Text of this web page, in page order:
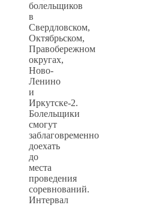
болельщиков
в
Свердловском,
Октябрьском,
Правобережном
округах,
Ново-
Ленино
и
Иркутске-2.
Болельщики
смогут
заблаговременно
доехать
до
места
проведения
соревнований.
Интервал